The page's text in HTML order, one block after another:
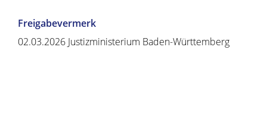
Freigabevermerk
02.03.2026 Justizministerium Baden-Württemberg